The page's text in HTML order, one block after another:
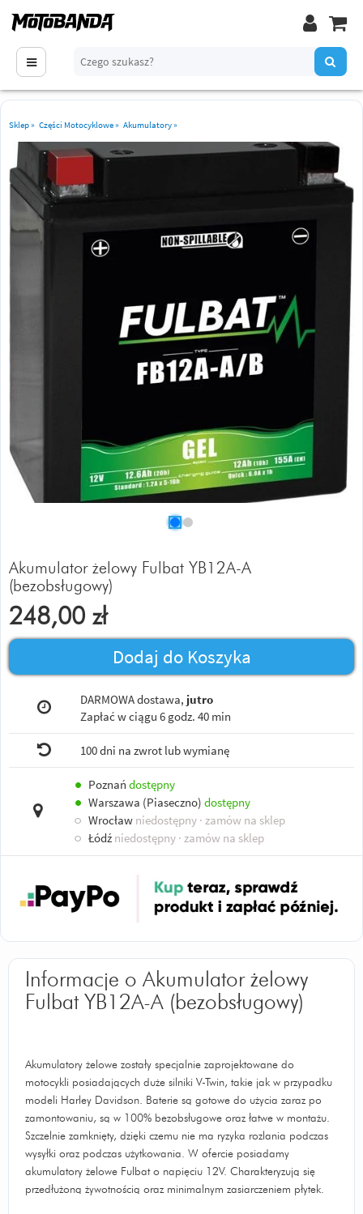
Sklep» Części Motocyklowe» Akumulatory»
Akumulator żelowy Fulbat YB12A-A
(bezobsługowy)
248,00 zł
Dodaj do Koszyka
DARMOWA dostawa, jutro
Zapłać w ciągu 6 godz. 40 min
100 dni na zwrot lub wymianę
● Poznań dostępny
● Warszawa (Piaseczno) dostępny
○ Wrocław niedostępny · zamów na sklep
○ Łódź niedostępny · zamów na sklep
Informacje o Akumulator żelowy
Fulbat YB12A-A (bezobsługowy)
Akumulatory żelowe zostały specjalnie zaprojektowane do
motocykli posiadających duże silniki V-Twin, takie jak w przypadku
modeli Harley Davidson. Baterie są gotowe do użycia zaraz po
zamontowaniu, są w 100% bezobsługowe oraz łatwe w montażu.
Szczelnie zamknięty, dzięki czemu nie ma ryzyka rozlania podczas
wysyłki oraz podczas użytkowania. W ofercie posiadamy
akumulatory żelowe Fulbat o napięciu 12V. Charakteryzują się
przedłużoną żywotnością oraz minimalnym zasiarczeniem płytek.